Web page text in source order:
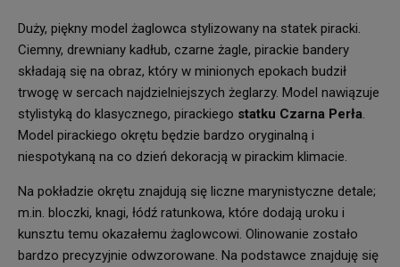
Duży, piękny model żaglowca stylizowany na statek piracki.
Ciemny, drewniany kadłub, czarne żagle, pirackie bandery
składają się na obraz, który w minionych epokach budził
trwogę w sercach najdzielniejszych żeglarzy. Model nawiązuje
stylistyką do klasycznego, pirackiego statku Czarna Perła.
Model pirackiego okrętu będzie bardzo oryginalną i
niespotykaną na co dzień dekoracją w pirackim klimacie.
Na pokładzie okrętu znajdują się liczne marynistyczne detale;
m.in. bloczki, knagi, łódź ratunkowa, które dodają uroku i
kunsztu temu okazałemu żaglowcowi. Olinowanie zostało
bardzo precyzyjnie odwzorowane. Na podstawce znajduję się